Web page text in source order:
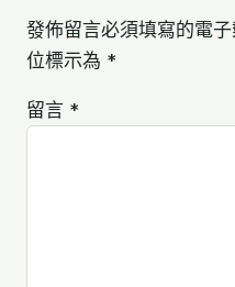
發佈留言必須填寫的電
位標示為 *
留言 *